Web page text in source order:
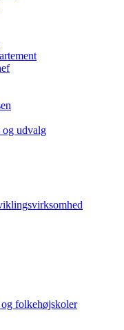
og udvalg
folkehøjskoler